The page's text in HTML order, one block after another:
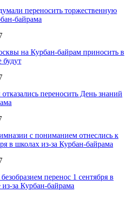
переносить торжественную
байрама
на Курбан-байрам приносить в
будут
переносить День знаний
с пониманием отнеслись к
в школах из-за Курбан-байрама
перенос 1 сентября в
за Курбан-байрама